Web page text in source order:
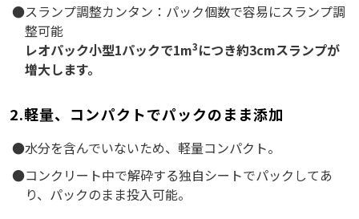
スランプ調整カンタン：パック個数で容易にスランプ調
整可能
レオパック小型1パックで1m3につき約3cmスランプが
増大します。
2.軽量、コンパクトでパックのまま添加
水分を含んでいないため、軽量コンパクト。
コンクリート中で解砕する独自シートでパックしてあ
り、パックのまま投入可能。